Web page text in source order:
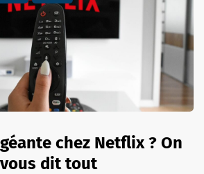
chez Netflix ? On
vous dit tout